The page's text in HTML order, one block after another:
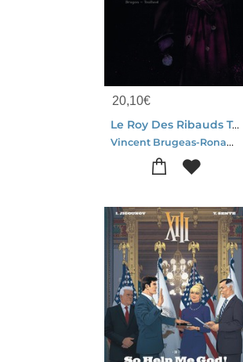
20,10€
Le Roy Des Ribauds Tome 5
Vincent Brugeas-Ronan Toulhoat